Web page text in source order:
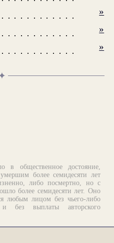
»
»
»
в общественное достояние,
более семидесяти лет
либо посмертно, но с
более семидесяти лет. Оно
любым лицом без чьего-либо
без выплаты авторского